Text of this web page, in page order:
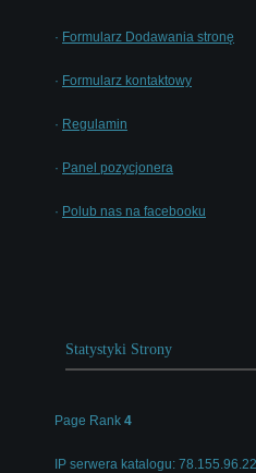
· Formularz Dodawania stronę
· Formularz kontaktowy
· Regulamin
· Panel pozycjonera
· Polub nas na facebooku
Statystyki Strony
Page Rank 4
IP serwera katalogu: